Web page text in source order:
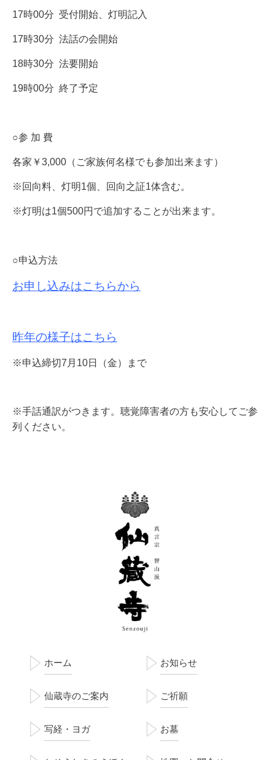
17時00分 受付開始、灯明記入
17時30分 法話の会開始
18時30分 法要開始
19時00分 終了予定
○参 加 費
各家￥3,000 （ご家族何名様でも参加出来ます）
※回向料、灯明1個、回向之証1体含む。
※灯明は1個500円で追加することが出来ます。
○申込方法
お申し込みはこちらから
昨年の様子はこちら
※申込締切7 月10日（金）まで
※手話通訳がつきます。聴覚障害者の方も安心してご参
列ください。
ホーム お知らせ
仙蔵寺のご案内 ご祈願
写経・ヨガ お墓